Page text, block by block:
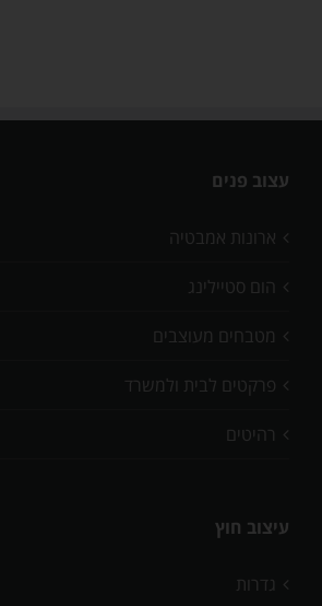
עצוב פנים
ארונות אמבטיה
הום סטיילינג
מטבחים מעוצבים
פרקטים לבית ולמשרד
רהיטים
עיצוב חוץ
גדרות